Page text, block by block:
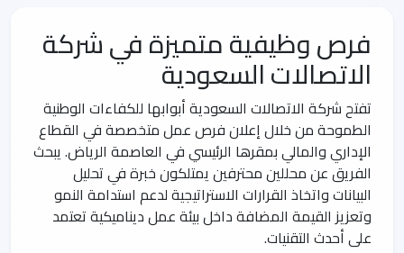
فرص وظيفية متميزة في شركة
الاتصالات السعودية
تفتح شركة الاتصالات السعودية أبوابها للكفاءات الوطنية
الطموحة من خلال إعلان فرص عمل متخصصة في القطاع
الإداري والمالي بمقرها الرئيسي في العاصمة الرياض. يبحث
الفريق عن محللين محترفين يمتلكون خبرة في تحليل
البيانات واتخاذ القرارات الاستراتيجية لدعم استدامة النمو
وتعزيز القيمة المضافة داخل بيئة عمل ديناميكية تعتمد
على أحدث التقنيات.